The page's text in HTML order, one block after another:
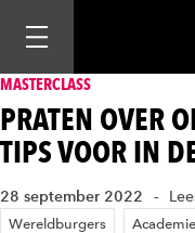
Mobiele navigatie
MASTERCLASS
PRATEN OVER
TIPS VOOR IN
28 september 2022
Wereldburgers